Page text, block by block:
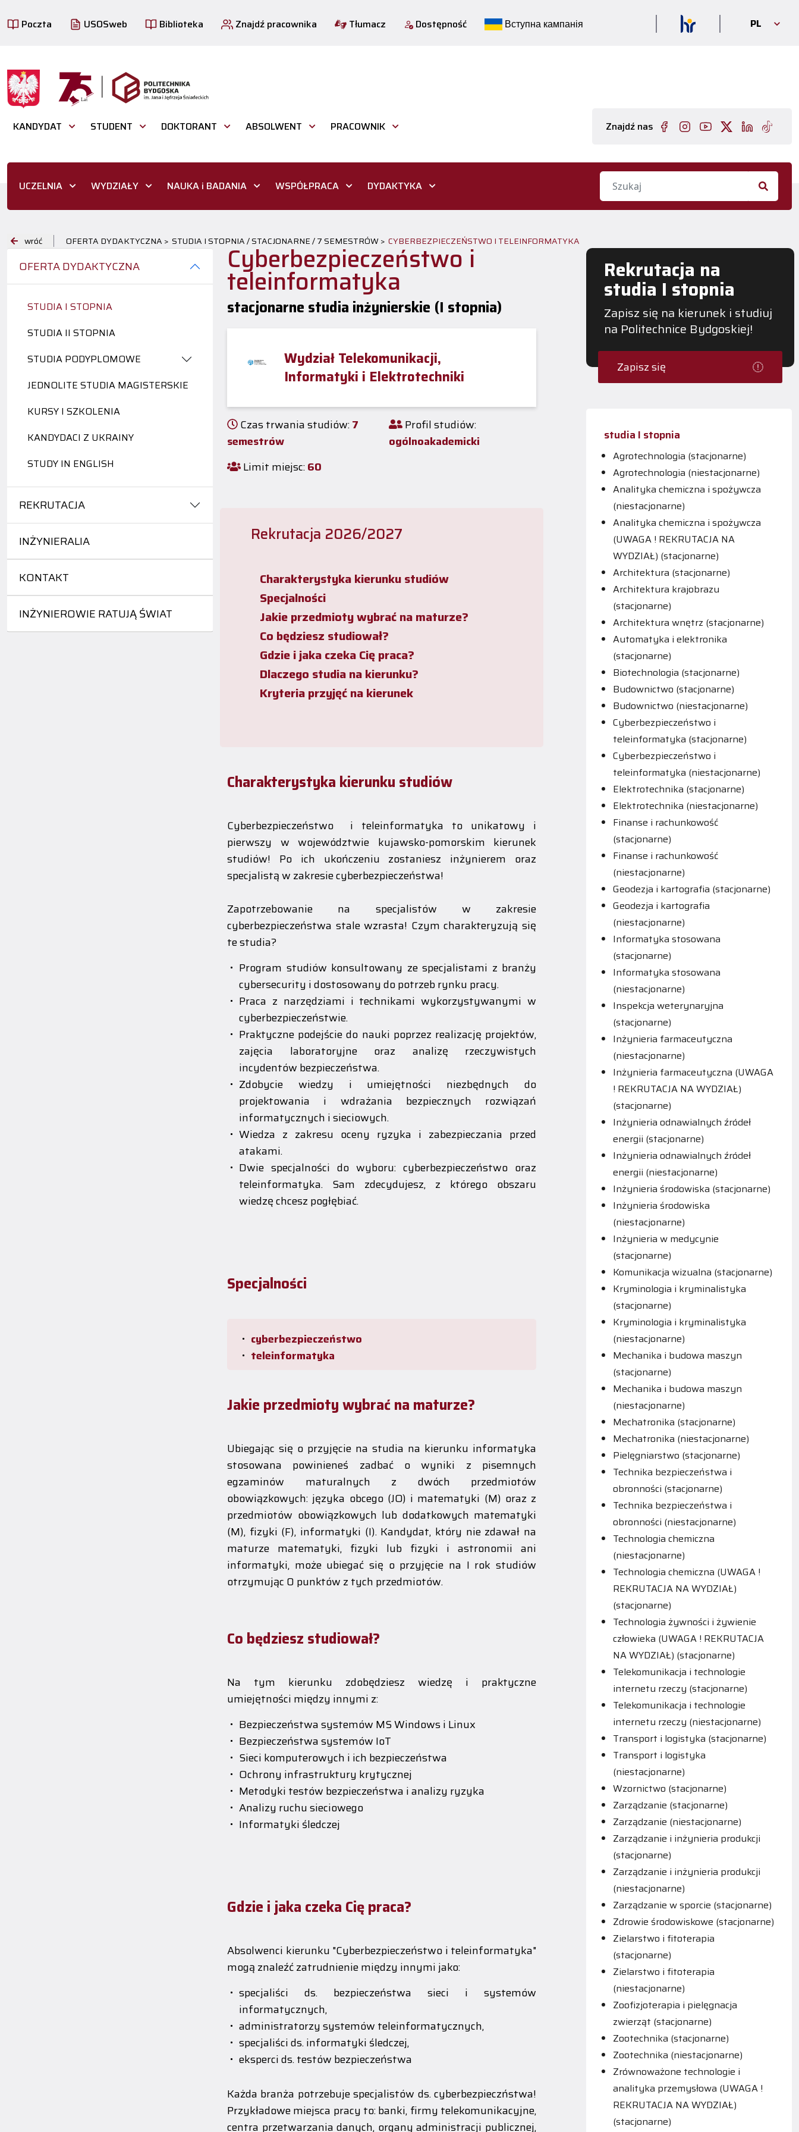
Poczta USOSweb Biblioteka Znajdź pracownika Tłumacz Dostępność Вступна кампанія PL
KANDYDAT STUDENT DOKTORANT ABSOLWENT PRACOWNIK Znajdź nas
UCZELNIA WYDZIAŁY NAUKA i BADANIA WSPÓŁPRACA DYDAKTYKA
wróć OFERTA DYDAKTYCZNA > STUDIA I STOPNIA / STACJONARNE / 7 SEMESTRÓW > CYBERBEZPIECZEŃSTWO I TELEINFORMATYKA
OFERTA DYDAKTYCZNA
STUDIA I STOPNIA
STUDIA II STOPNIA
STUDIA PODYPLOMOWE
JEDNOLITE STUDIA MAGISTERSKIE
KURSY I SZKOLENIA
KANDYDACI Z UKRAINY
STUDY IN ENGLISH
REKRUTACJA
INŻYNIERALIA
KONTAKT
INŻYNIEROWIE RATUJĄ ŚWIAT
Cyberbezpieczeństwo i
teleinformatyka
stacjonarne studia inżynierskie (I stopnia)
Wydział Telekomunikacji,
Informatyki i Elektrotechniki
Czas trwania studiów:7
semestrów
Profil studiów:
ogólnoakademicki
Limit miejsc:60
Rekrutacja 2026/2027
Charakterystyka kierunku studiów
Specjalności
Jakie przedmioty wybrać na maturze?
Co będziesz studiował?
Gdzie i jaka czeka Cię praca?
Dlaczego studia na kierunku?
Kryteria przyjęć na kierunek
Charakterystyka kierunku studiów
Cyberbezpieczeństwo i teleinformatyka to unikatowy i
pierwszy w województwie kujawsko-pomorskim kierunek
studiów! Po ich ukończeniu zostaniesz inżynierem oraz
specjalistą w zakresie cyberbezpieczeństwa!
Zapotrzebowanie na specjalistów w zakresie
cyberbezpieczeństwa stale wzrasta! Czym charakteryzują się
te studia?
Program studiów konsultowany ze specjalistami z branży
cybersecurity i dostosowany do potrzeb rynku pracy.
Praca z narzędziami i technikami wykorzystywanymi w
cyberbezpieczeństwie.
Praktyczne podejście do nauki poprzez realizację projektów,
zajęcia laboratoryjne oraz analizę rzeczywistych
incydentów bezpieczeństwa.
Zdobycie wiedzy i umiejętności niezbędnych do
projektowania i wdrażania bezpiecznych rozwiązań
informatycznych i sieciowych.
Wiedza z zakresu oceny ryzyka i zabezpieczania przed
atakami.
Dwie specjalności do wyboru: cyberbezpieczeństwo oraz
teleinformatyka. Sam zdecydujesz, z którego obszaru
wiedzę chcesz pogłębiać.
Specjalności
cyberbezpieczeństwo
teleinformatyka
Jakie przedmioty wybrać na maturze?
Ubiegając się o przyjęcie na studia na kierunku informatyka
stosowana powinieneś zadbać o wyniki z pisemnych
egzaminów maturalnych z dwóch przedmiotów
obowiązkowych: języka obcego (JO) i matematyki (M) oraz z
przedmiotów obowiązkowych lub dodatkowych matematyki
(M), fizyki (F), informatyki (I). Kandydat, który nie zdawał na
maturze matematyki, fizyki lub fizyki i astronomii ani
informatyki, może ubiegać się o przyjęcie na I rok studiów
otrzymując 0 punktów z tych przedmiotów.
Co będziesz studiował?
Na tym kierunku zdobędziesz wiedzę i praktyczne
umiejętności między innymi z:
Bezpieczeństwa systemów MS Windows i Linux
Bezpieczeństwa systemów IoT
Sieci komputerowych i ich bezpieczeństwa
Ochrony infrastruktury krytycznej
Metodyki testów bezpieczeństwa i analizy ryzyka
Analizy ruchu sieciowego
Informatyki śledczej
Gdzie i jaka czeka Cię praca?
Absolwenci kierunku "Cyberbezpieczeństwo i teleinformatyka"
mogą znaleźć zatrudnienie między innymi jako:
specjaliści ds. bezpieczeństwa sieci i systemów
informatycznych,
administratorzy systemów teleinformatycznych,
specjaliści ds. informatyki śledczej,
eksperci ds. testów bezpieczeństwa
Każda branża potrzebuje specjalistów ds. cyberbezpieczństwa!
Przykładowe miejsca pracy to: banki, firmy telekomunikacyjne,
centra przetwarzania danych, organy administracji publicznej,
Rekrutacja na
studia I stopnia
Zapisz się na kierunek i studiuj
na Politechnice Bydgoskiej!
Zapisz się
studia I stopnia
Agrotechnologia (stacjonarne)
Agrotechnologia (niestacjonarne)
Analityka chemiczna i spożywcza
(niestacjonarne)
Analityka chemiczna i spożywcza
(UWAGA ! REKRUTACJA NA
WYDZIAŁ) (stacjonarne)
Architektura (stacjonarne)
Architektura krajobrazu
(stacjonarne)
Architektura wnętrz (stacjonarne)
Automatyka i elektronika
(stacjonarne)
Biotechnologia (stacjonarne)
Budownictwo (stacjonarne)
Budownictwo (niestacjonarne)
Cyberbezpieczeństwo i
teleinformatyka (stacjonarne)
Cyberbezpieczeństwo i
teleinformatyka (niestacjonarne)
Elektrotechnika (stacjonarne)
Elektrotechnika (niestacjonarne)
Finanse i rachunkowość
(stacjonarne)
Finanse i rachunkowość
(niestacjonarne)
Geodezja i kartografia (stacjonarne)
Geodezja i kartografia
(niestacjonarne)
Informatyka stosowana
(stacjonarne)
Informatyka stosowana
(niestacjonarne)
Inspekcja weterynaryjna
(stacjonarne)
Inżynieria farmaceutyczna
(niestacjonarne)
Inżynieria farmaceutyczna (UWAGA
! REKRUTACJA NA WYDZIAŁ)
(stacjonarne)
Inżynieria odnawialnych źródeł
energii (stacjonarne)
Inżynieria odnawialnych źródeł
energii (niestacjonarne)
Inżynieria środowiska (stacjonarne)
Inżynieria środowiska
(niestacjonarne)
Inżynieria w medycynie
(stacjonarne)
Komunikacja wizualna (stacjonarne)
Kryminologia i kryminalistyka
(stacjonarne)
Kryminologia i kryminalistyka
(niestacjonarne)
Mechanika i budowa maszyn
(stacjonarne)
Mechanika i budowa maszyn
(niestacjonarne)
Mechatronika (stacjonarne)
Mechatronika (niestacjonarne)
Pielęgniarstwo (stacjonarne)
Technika bezpieczeństwa i
obronności (stacjonarne)
Technika bezpieczeństwa i
obronności (niestacjonarne)
Technologia chemiczna
(niestacjonarne)
Technologia chemiczna (UWAGA !
REKRUTACJA NA WYDZIAŁ)
(stacjonarne)
Technologia żywności i żywienie
człowieka (UWAGA ! REKRUTACJA
NA WYDZIAŁ) (stacjonarne)
Telekomunikacja i technologie
internetu rzeczy (stacjonarne)
Telekomunikacja i technologie
internetu rzeczy (niestacjonarne)
Transport i logistyka (stacjonarne)
Transport i logistyka
(niestacjonarne)
Wzornictwo (stacjonarne)
Zarządzanie (stacjonarne)
Zarządzanie (niestacjonarne)
Zarządzanie i inżynieria produkcji
(stacjonarne)
Zarządzanie i inżynieria produkcji
(niestacjonarne)
Zarządzanie w sporcie (stacjonarne)
Zdrowie środowiskowe (stacjonarne)
Zielarstwo i fitoterapia
(stacjonarne)
Zielarstwo i fitoterapia
(niestacjonarne)
Zoofizjoterapia i pielęgnacja
zwierząt (stacjonarne)
Zootechnika (stacjonarne)
Zootechnika (niestacjonarne)
Zrównoważone technologie i
analityka przemysłowa (UWAGA !
REKRUTACJA NA WYDZIAŁ)
(stacjonarne)